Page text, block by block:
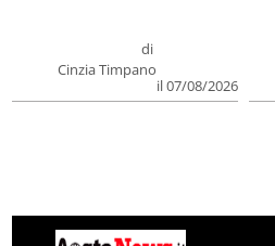
di
Cinzia Timpano
il 07/08/2026